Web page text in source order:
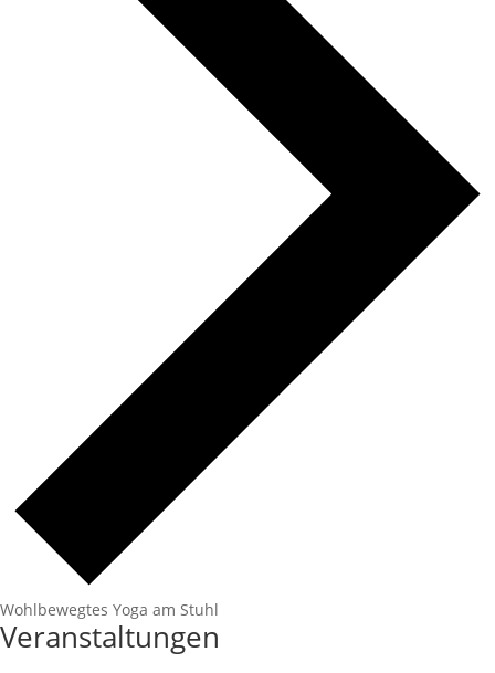
Wohlbewegtes Yoga am Stuhl
Veranstaltungen